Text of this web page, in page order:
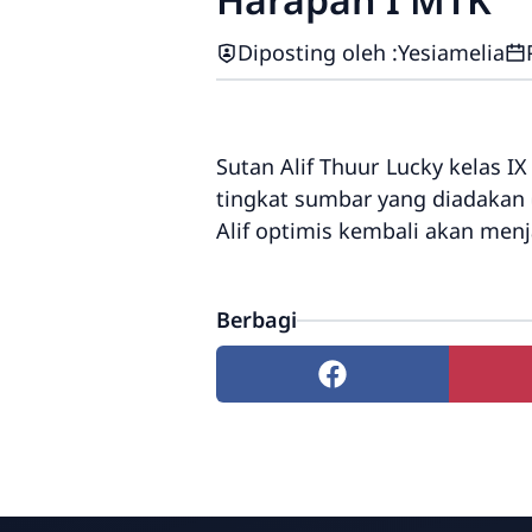
Diposting oleh :Yesiamelia
Sutan Alif Thuur Lucky kelas
tingkat sumbar yang
Alif optimis kembali akan
Berbagi